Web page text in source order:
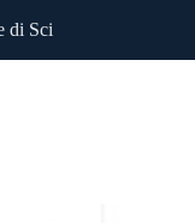
di Sci